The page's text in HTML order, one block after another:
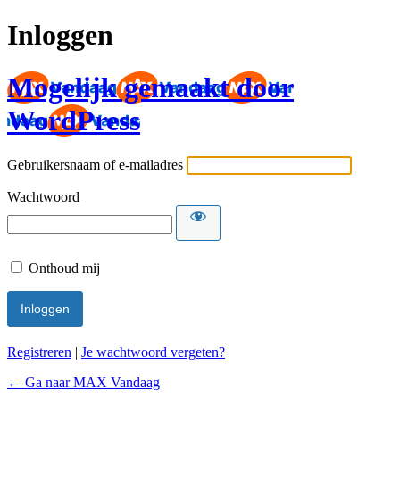
Inloggen
Mogelijk gemaakt door
WordPress
Gebruikersnaam of e-mailadres
Wachtwoord
Onthoud mij
Registreren | Je wachtwoord vergeten?
← Ga naar MAX Vandaag